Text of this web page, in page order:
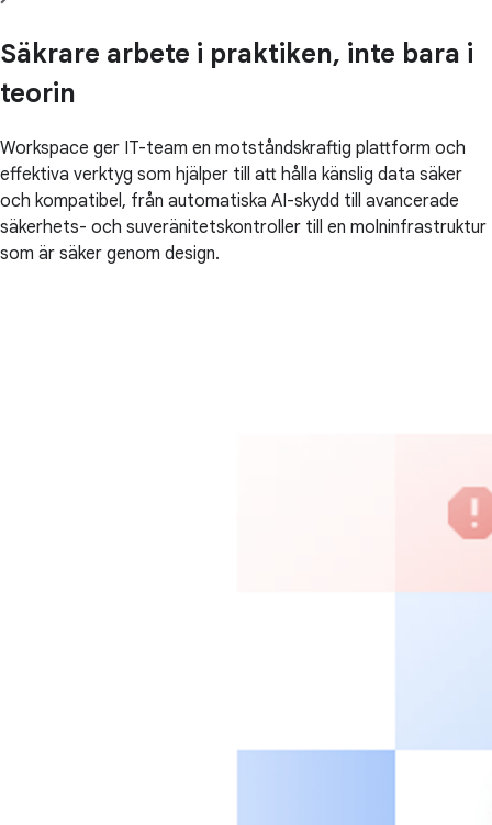
Säkrare arbete i praktiken, inte bara i
teorin
Workspace ger IT-team en motståndskraftig plattform och
effektiva verktyg som hjälper till att hålla känslig data säker
och kompatibel, från automatiska AI-skydd till avancerade
säkerhets- och suveränitetskontroller till en molninfrastruktur
som är säker genom design.